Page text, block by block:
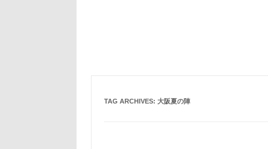
TAG ARCHIVES: 大阪夏の陣